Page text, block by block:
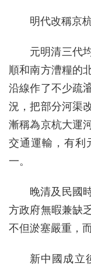
明代改稱京
元明清三代
順和南方漕糧的
沿線作了不少疏
況，把部分河渠
漸稱為京杭大運
交通運輸，有利
一。
晚清及民國
方政府無暇兼缺
不但淤塞嚴重，
新中國成立